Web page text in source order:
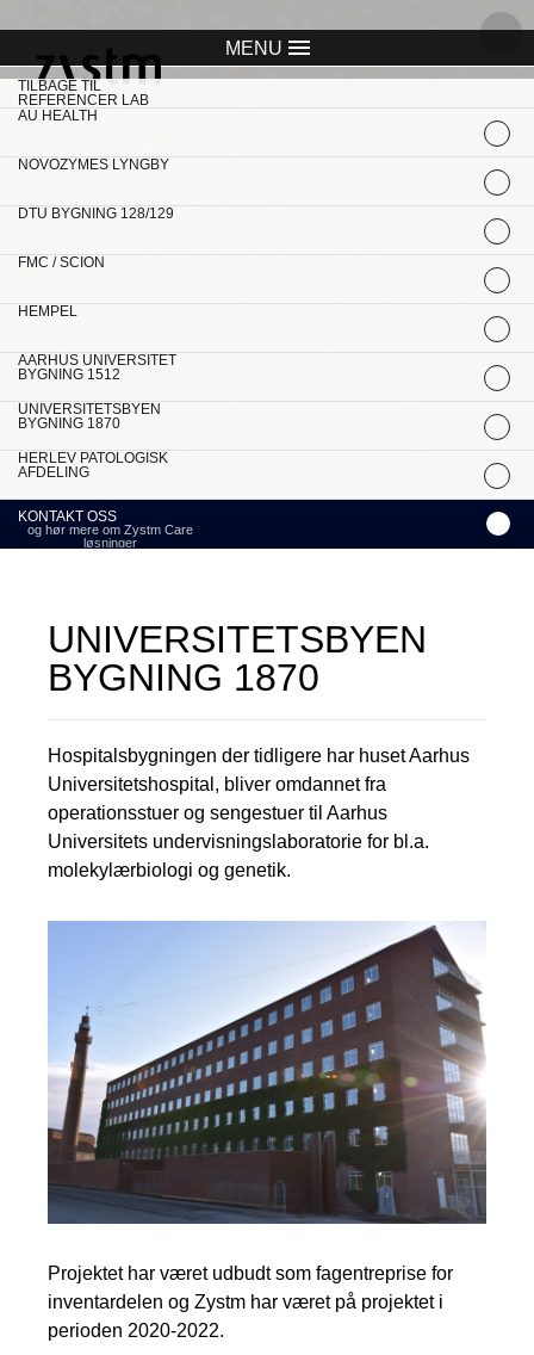
MENU
item item item item item
TILBAGE TIL
REFERENCER LAB
AU HEALTH
NOVOZYMES LYNGBY
DTU BYGNING 128/129
FMC / SCION
HEMPEL
AARHUS UNIVERSITET
BYGNING 1512
UNIVERSITETSBYEN
BYGNING 1870
HERLEV PATOLOGISK
AFDELING
KONTAKT OSS
og hør mere om Zystm Care
løsninger
UNIVERSITETSBYEN
BYGNING 1870
Hospitalsbygningen der tidligere har huset Aarhus
Universitetshospital, bliver omdannet fra
operationsstuer og sengestuer til Aarhus
Universitets undervisningslaboratorie for bl.a.
molekylærbiologi og genetik.
Projektet har været udbudt som fagentreprise for
inventardelen og Zystm har været på projektet i
perioden 2020-2022.